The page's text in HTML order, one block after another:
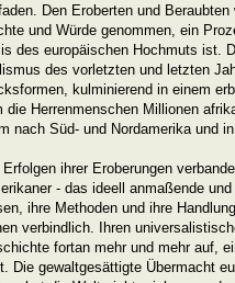
Den Eroberten und
und Würde genommen, ein
des europäischen Hochmuts ist.
des vorletzten und letzten
kulminierend in einem
die Herrenmenschen Millionen
nach Süd- und Nordamerika und
Erfolgen ihrer Eroberungen
- das ideell anmaßende
ihre Methoden und ihre
verbindlich. Ihren
fortan mehr und mehr auf,
Die gewaltgesättigte Übermacht